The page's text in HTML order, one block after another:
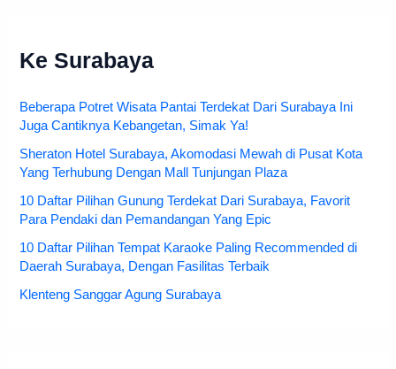
Ke Surabaya
Beberapa Potret Wisata Pantai Terdekat Dari Surabaya Ini
Juga Cantiknya Kebangetan, Simak Ya!
Sheraton Hotel Surabaya, Akomodasi Mewah di Pusat Kota
Yang Terhubung Dengan Mall Tunjungan Plaza
10 Daftar Pilihan Gunung Terdekat Dari Surabaya, Favorit
Para Pendaki dan Pemandangan Yang Epic
10 Daftar Pilihan Tempat Karaoke Paling Recommended di
Daerah Surabaya, Dengan Fasilitas Terbaik
Klenteng Sanggar Agung Surabaya